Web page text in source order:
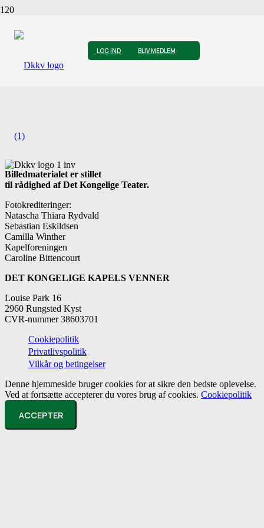
LOG IND BLIV MEDLEM
Vælg det medlemskab der passer bedst til dig
Billedmaterialet er stillet
til rådighed af Det Kongelige Teater.
Fotokrediteringer:
Natascha Thiara Rydvald
Sebastian Eskildsen
Camilla Winther
Kapelforeningen
Caroline Bittencourt
DET KONGELIGE KAPELS VENNER
Louise Park 16
2960 Rungsted Kyst
CVR-nummer 38603701
Cookiepolitik
Privatlivspolitik
Vilkår og betingelser
Denne hjemmeside bruger cookies for at sikre den bedste oplevelse.
Ved at fortsætte accepterer du vores brug af cookies. Cookiepolitik
ACCEPTER